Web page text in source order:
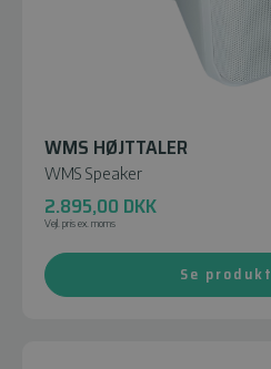
WMS HØJTTALER
WMS Speaker
2.895,00 DKK
Vejl. pris ex. moms
Se produkt